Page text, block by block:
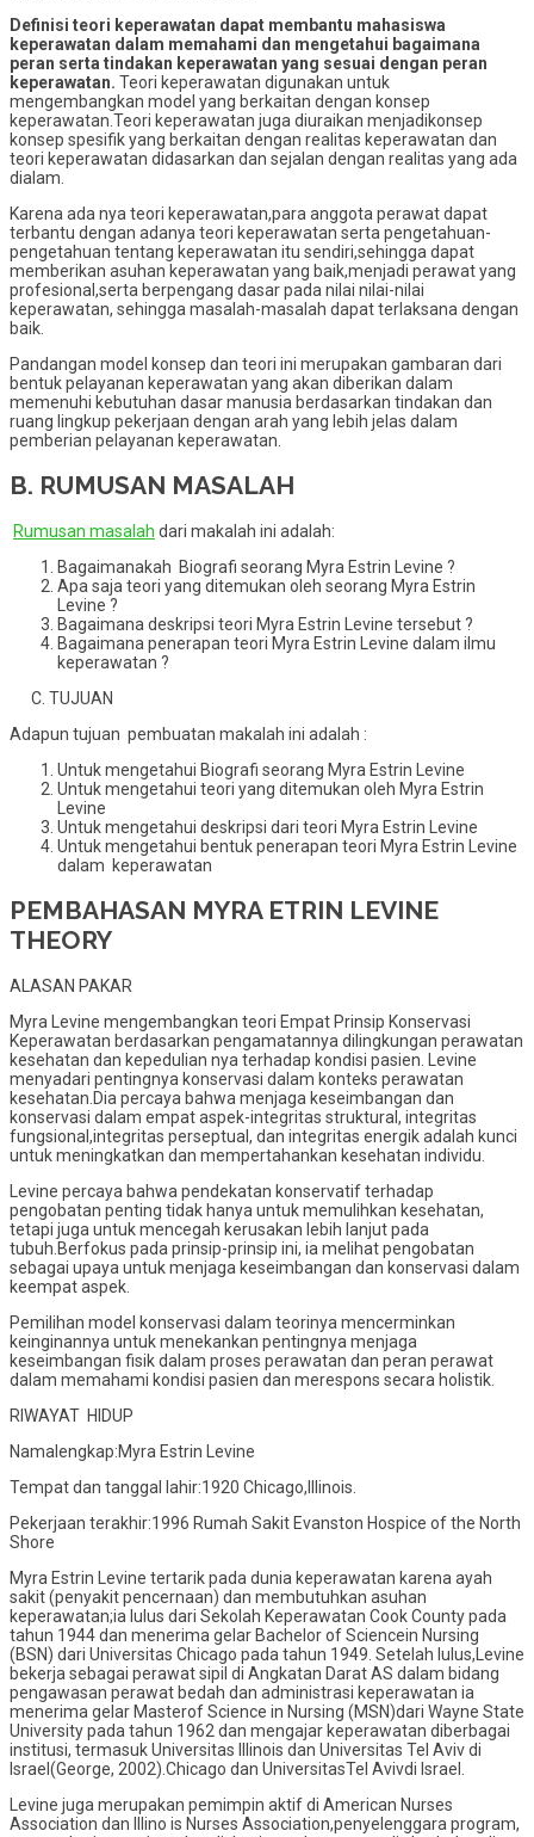
Definisi teori keperawatan dapat membantu mahasiswa
keperawatan dalam memahami dan mengetahui bagaimana
peran serta tindakan keperawatan yang sesuai dengan peran
keperawatan. Teori keperawatan digunakan untuk
mengembangkan model yang berkaitan dengan konsep
keperawatan.Teori keperawatan juga diuraikan menjadikonsep
konsep spesifik yang berkaitan dengan realitas keperawatan dan
teori keperawatan didasarkan dan sejalan dengan realitas yang ada
dialam.
Karena ada nya teori keperawatan,para anggota perawat dapat
terbantu dengan adanya teori keperawatan serta pengetahuan-
pengetahuan tentang keperawatan itu sendiri,sehingga dapat
memberikan asuhan keperawatan yang baik,menjadi perawat yang
profesional,serta berpengang dasar pada nilai nilai-nilai
keperawatan, sehingga masalah-masalah dapat terlaksana dengan
baik.
Pandangan model konsep dan teori ini merupakan gambaran dari
bentuk pelayanan keperawatan yang akan diberikan dalam
memenuhi kebutuhan dasar manusia berdasarkan tindakan dan
ruang lingkup pekerjaan dengan arah yang lebih jelas dalam
pemberian pelayanan keperawatan.
B. RUMUSAN MASALAH
Rumusan masalah dari makalah ini adalah:
Bagaimanakah Biografi seorang Myra Estrin Levine ?
Apa saja teori yang ditemukan oleh seorang Myra Estrin
Levine ?
Bagaimana deskripsi teori Myra Estrin Levine tersebut ?
Bagaimana penerapan teori Myra Estrin Levine dalam ilmu
keperawatan ?
C. TUJUAN
Adapun tujuan pembuatan makalah ini adalah :
Untuk mengetahui Biografi seorang Myra Estrin Levine
Untuk mengetahui teori yang ditemukan oleh Myra Estrin
Levine
Untuk mengetahui deskripsi dari teori Myra Estrin Levine
Untuk mengetahui bentuk penerapan teori Myra Estrin Levine
dalam keperawatan
PEMBAHASAN MYRA ETRIN LEVINE
THEORY
ALASAN PAKAR
Myra Levine mengembangkan teori Empat Prinsip Konservasi
Keperawatan berdasarkan pengamatannya dilingkungan perawatan
kesehatan dan kepedulian nya terhadap kondisi pasien. Levine
menyadari pentingnya konservasi dalam konteks perawatan
kesehatan.Dia percaya bahwa menjaga keseimbangan dan
konservasi dalam empat aspek-integritas struktural, integritas
fungsional,integritas perseptual, dan integritas energik adalah kunci
untuk meningkatkan dan mempertahankan kesehatan individu.
Levine percaya bahwa pendekatan konservatif terhadap
pengobatan penting tidak hanya untuk memulihkan kesehatan,
tetapi juga untuk mencegah kerusakan lebih lanjut pada
tubuh.Berfokus pada prinsip-prinsip ini, ia melihat pengobatan
sebagai upaya untuk menjaga keseimbangan dan konservasi dalam
keempat aspek.
Pemilihan model konservasi dalam teorinya mencerminkan
keinginannya untuk menekankan pentingnya menjaga
keseimbangan fisik dalam proses perawatan dan peran perawat
dalam memahami kondisi pasien dan merespons secara holistik.
RIWAYAT HIDUP
Namalengkap:Myra Estrin Levine
Tempat dan tanggal lahir:1920 Chicago,Illinois.
Pekerjaan terakhir:1996 Rumah Sakit Evanston Hospice of the North
Shore
Myra Estrin Levine tertarik pada dunia keperawatan karena ayah
sakit (penyakit pencernaan) dan membutuhkan asuhan
keperawatan;ia lulus dari Sekolah Keperawatan Cook County pada
tahun 1944 dan menerima gelar Bachelor of Sciencein Nursing
(BSN) dari Universitas Chicago pada tahun 1949. Setelah lulus,Levine
bekerja sebagai perawat sipil di Angkatan Darat AS dalam bidang
pengawasan perawat bedah dan administrasi keperawatan ia
menerima gelar Masterof Science in Nursing (MSN)dari Wayne State
University pada tahun 1962 dan mengajar keperawatan diberbagai
institusi, termasuk Universitas Illinois dan Universitas Tel Aviv di
Israel(George, 2002).Chicago dan UniversitasTel Avivdi Israel.
Levine juga merupakan pemimpin aktif di American Nurses
Association dan Illino is Nurses Association,penyelenggara program,